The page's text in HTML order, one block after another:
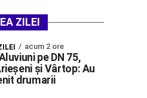
ZILEI
acum 2 ore
pe DN 75,
și Vârtop: Au
drumarii